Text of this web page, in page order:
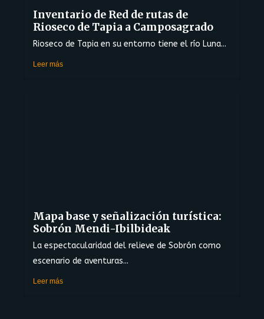
Inventario de Red de rutas de
Rioseco de Tapia a Camposagrado
Rioseco de Tapia en su entorno tiene el río Luna...
Leer más
Mapa base y señalización turística:
Sobrón Mendi-Ibilbideak
La espectacularidad del relieve de Sobrón como
escenario de aventuras...
Leer más